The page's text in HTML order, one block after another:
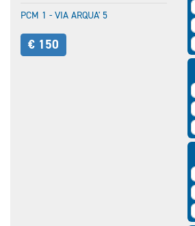
PCM 1 - VIA ARQUA' 5
€ 150